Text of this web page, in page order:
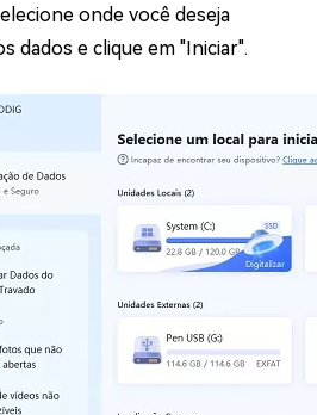
onde você deseja
dados e clique em "Iniciar".